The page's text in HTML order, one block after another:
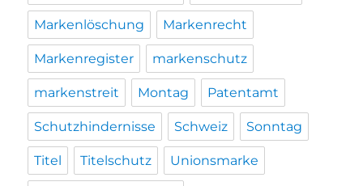
Markenlöschung Markenrecht
Markenregister markenschutz
markenstreit Montag Patentamt
Schutzhindernisse Schweiz Sonntag
Titel Titelschutz Unionsmarke